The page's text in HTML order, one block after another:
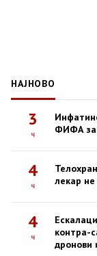
НАЈНОВО
3
ч
ФИФА за
4
ч
лекар не
4
ч
контра-
дронови